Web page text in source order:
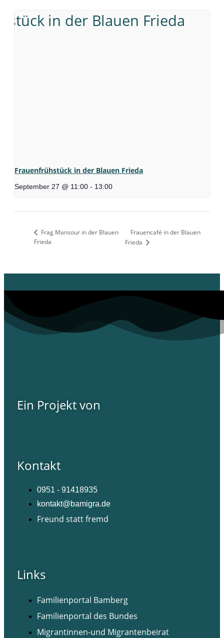
Frauenfrühstück in der Blauen Frieda
September 27 @ 11:00 - 13:00
Frag Mansour in der Blauen
Frieda
Frauencafé in der Blauen
Frieda
Ein Projekt von
Kontakt
0951 - 91418935
kontakt@bamigra.de
Freund statt fremd
Links
Familienportal Bamberg
Familienportal des Bundes
Migrantinnen-und Migrantenbeirat